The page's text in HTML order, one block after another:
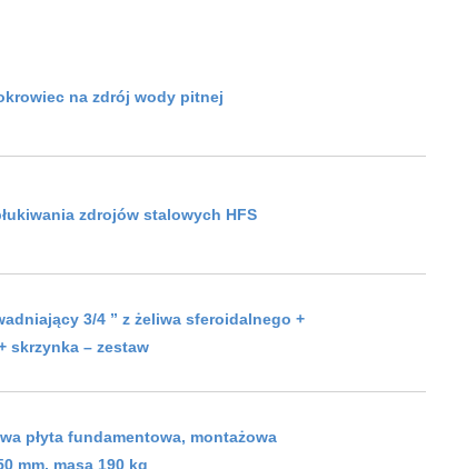
na zdrój wody pitnej
zdrojów stalowych HFS
3/4 ” z żeliwa sferoidalnego +
skrzynka – zestaw
płyta fundamentowa, montażowa
mm, masa 190 kg